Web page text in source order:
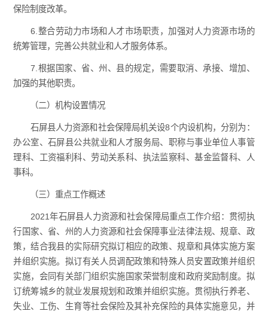
保险制度改革。
6.整合劳动力市场和人才市场职责，加强对人力资源市场的
统筹管理，完善公共就业和人才服务体系。
7.根据国家、省、州、县的规定，需要取消、承接、增加、
加强的其他职责。
（二）机构设置情况
石屏县人力资源和社会保障局机关设8个内设机构，分别为：
办公室、石屏县公共就业和人才服务局、职称与事业单位人事管
理科、工资福利科、劳动关系科、执法监察科、基金监督科、人
事科。
（三）重点工作概述
2021年石屏县人力资源和社会保障局重点工作介绍：贯彻执
行国家、省、州的人力资源和社会保障事业法律法规、规章、政
策，结合我县的实际研究拟订相应的政策、规章和具体实施方案
并组织实施。拟订有关人员调配政策和特殊人员安置政策并组织
实施，会同有关部门组织实施国家荣誉制度和政府奖励制度。拟
订统筹城乡的就业发展规划和政策并组织实施。贯彻执行养老、
失业、工伤、生育等社会保险及其补充保险的具体实施意见，并